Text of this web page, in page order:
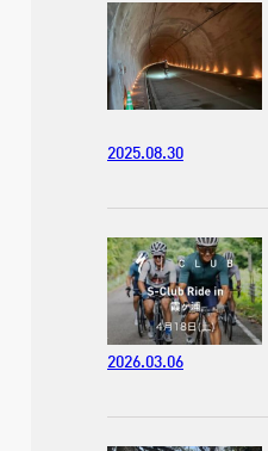
2025.08.30
2026.03.06